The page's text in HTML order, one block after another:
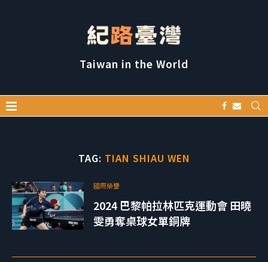
Taiwan in the World
TAG: TIAN SHIAU WEN
國際榮譽
2024 巴黎帕拉林匹克運動會 田曉
雯勇奪桌球女單銅牌